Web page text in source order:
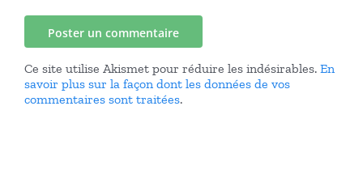
Ce site utilise Akismet pour réduire les indésirables. En
savoir plus sur la façon dont les données de vos
commentaires sont traitées.